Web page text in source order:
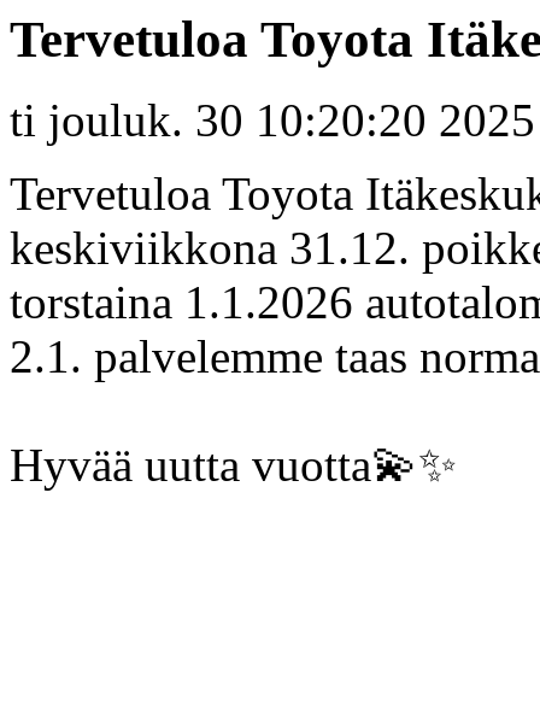
Tervetuloa Toyota
ti jouluk. 30 10:20:20 2025
Tervetuloa Toyota
keskiviikkona 31.12.
torstaina 1.1.2026
2.1. palvelemme taas
Hyvää uutta vuotta💫✨